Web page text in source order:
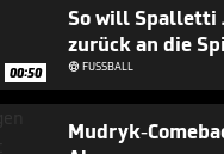
00:50
So will Spalletti
zurück an die
FUSSBALL
Mudryk-